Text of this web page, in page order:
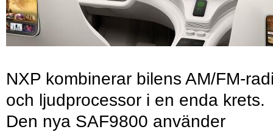
NXP kombinerar bilens AM/FM-
och ljudprocessor i en enda krets.
Den nya SAF9800 använder